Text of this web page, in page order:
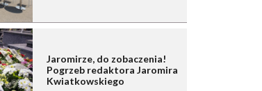
Jaromirze, do zobaczenia!
Pogrzeb redaktora Jaromira
Kwiatkowskiego